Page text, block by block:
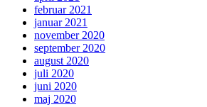
februar 2021
januar 2021
november 2020
september 2020
august 2020
juli 2020
juni 2020
maj 2020